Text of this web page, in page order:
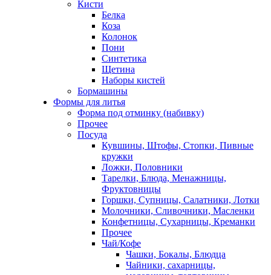
Кисти
Белка
Коза
Колонок
Пони
Синтетика
Щетина
Наборы кистей
Бормашины
Формы для литья
Форма под отминку (набивку)
Прочее
Посуда
Кувшины, Штофы, Стопки, Пивные
кружки
Ложки, Половники
Тарелки, Блюда, Менажницы,
Фруктовницы
Горшки, Супницы, Салатники, Лотки
Молочники, Сливочники, Масленки
Конфетницы, Сухарницы, Креманки
Прочее
Чай/Кофе
Чашки, Бокалы, Блюдца
Чайники, сахарницы,